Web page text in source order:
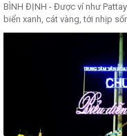
BÌNH ĐỊNH - Được ví như
biển xanh, cát vàng, tới nhịp